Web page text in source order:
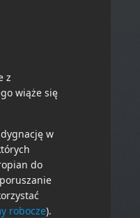
z
wiąże się
w
do
robocze).